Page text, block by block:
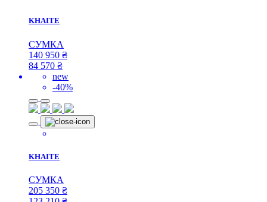
KHAITE
СУМКА
140 950 ₴
84 570 ₴
new
-40%
KHAITE
СУМКА
205 350 ₴